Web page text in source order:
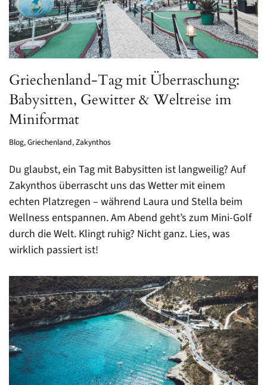
Griechenland-Tag mit Überraschung:
Babysitten, Gewitter & Weltreise im
Miniformat
Blog,Griechenland,Zakynthos
Du glaubst, ein Tag mit Babysitten ist langweilig? Auf
Zakynthos überrascht uns das Wetter mit einem
echten Platzregen – während Laura und Stella beim
Wellness entspannen. Am Abend geht’s zum Mini-Golf
durch die Welt. Klingt ruhig? Nicht ganz. Lies, was
wirklich passiert ist!